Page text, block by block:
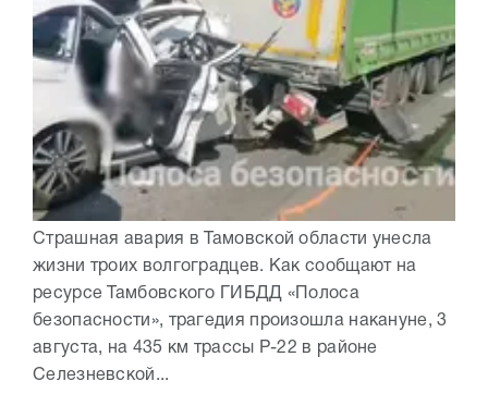
Страшная авария в Тамовской области унесла
жизни троих волгоградцев. Как сообщают на
ресурсе Тамбовского ГИБДД «Полоса
безопасности», трагедия произошла накануне, 3
августа, на 435 км трассы Р-22 в районе
Селезневской...